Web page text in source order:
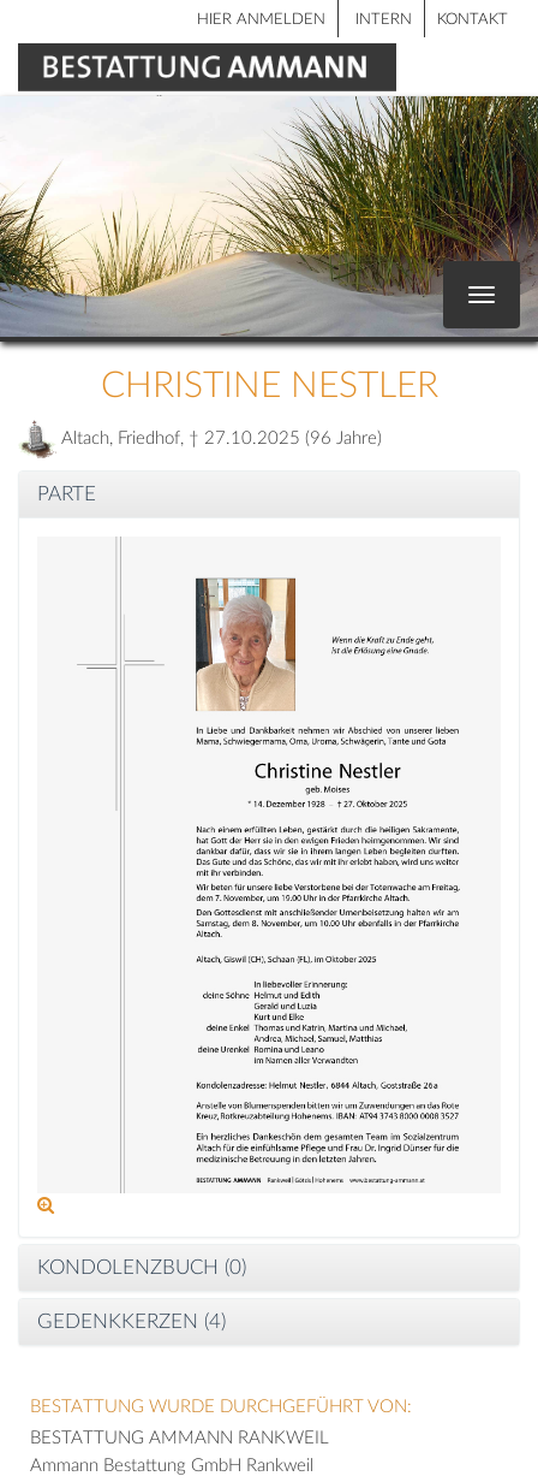
HIER ANMELDEN INTERN KONTAKT
Toggle
CHRISTINE NESTLER
Altach, Friedhof, † 27.10.2025 (96 Jahre)
PARTE
KONDOLENZBUCH (0)
GEDENKKERZEN (4)
BESTATTUNG WURDE DURCHGEFÜHRT VON:
BESTATTUNG AMMANN RANKWEIL
Ammann Bestattung GmbH Rankweil